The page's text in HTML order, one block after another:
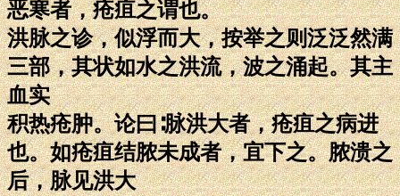
恶寒者，疮疽之谓也。
洪脉之诊，似浮而大，按举之则泛泛然满
三部，其状如水之洪流，波之涌起。其主
血实
积热疮肿。论曰∶脉洪大者，疮疽之病进
也。如疮疽结脓未成者，宜下之。脓溃之
后，脉见洪大